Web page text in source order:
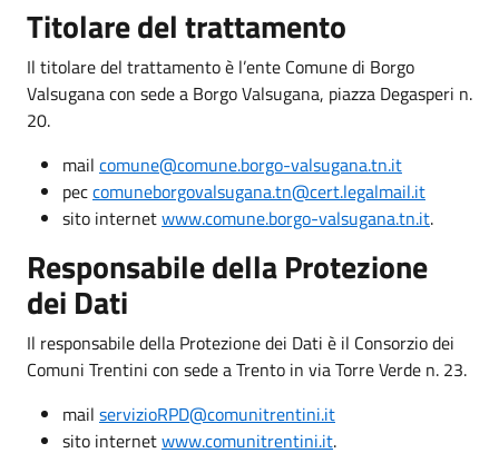
Titolare del trattamento
Il titolare del trattamento è l’ente Comune di Borgo
Valsugana con sede a Borgo Valsugana, piazza Degasperi n.
20.
mail comune@comune.borgo-valsugana.tn.it
peccomuneborgovalsugana.tn@cert.legalmail.it
sito internetwww.comune.borgo-valsugana.tn.it.
Responsabile della Protezione
dei Dati
Il responsabile della Protezione dei Dati è il Consorzio dei
Comuni Trentini con sede a Trento in via Torre Verde n. 23.
mail servizioRPD@comunitrentini.it
sito internetwww.comunitrentini.it.